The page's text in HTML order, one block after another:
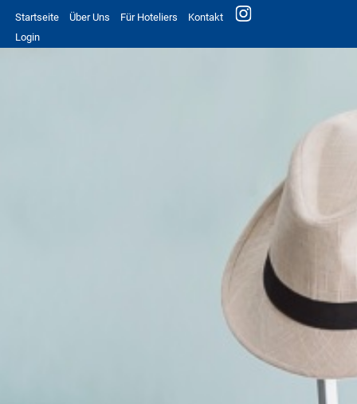
Startseite Über Uns Für Hoteliers
Kontakt
Login